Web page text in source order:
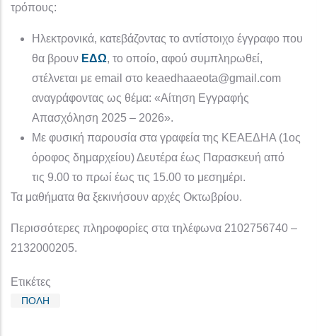
τρόπους:
Ηλεκτρονικά, κατεβάζοντας το αντίστοιχο έγγραφο που
θα βρουν ΕΔΩ, το οποίο, αφού συμπληρωθεί,
στέλνεται με email στο keaedhaaeota@gmail.com
αναγράφοντας ως θέμα: «Αίτηση Εγγραφής
Απασχόληση 2025 – 2026».
Με φυσική παρουσία στα γραφεία της ΚΕΑΕΔΗΑ (1ος
όροφος δημαρχείου) Δευτέρα έως Παρασκευή από
τις 9.00 το πρωί έως τις 15.00 το μεσημέρι.
Τα μαθήματα θα ξεκινήσουν αρχές Οκτωβρίου.
Περισσότερες πληροφορίες στα τηλέφωνα 2102756740 –
2132000205.
Ετικέτες
ΠΟΛΗ